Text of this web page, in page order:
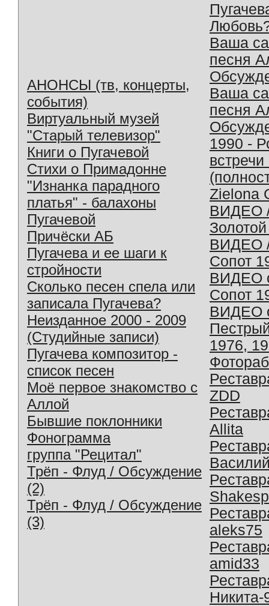
АНОНСЫ (тв, концерты,
события)
Виртуальный музей
"Старый телевизор"
Книги о Пугачевой
Стихи о Примадонне
"Изнанка парадного
платья" - балахоны
Пугачевой
Причёски АБ
Пугачева и ее шаги к
стройности
Сколько песен спела или
записала Пугачева?
Неизданное 2000 - 2009
(Студийные записи)
Пугачева композитор -
список песен
Моё первое знакомство с
Аллой
Бывшие поклонники
Фонограмма
группа "Рецитал"
Трёп - Флуд / Обсуждение
(2)
Трёп - Флуд / Обсуждение
(3)
Ваша
песня
Ваша
песня
1990 -
Zielona
ВИДЕО
ВИДЕО
Сопот
ВИДЕО
Сопот
ВИДЕО
1976,
ZDD
Allita
aleks75
amid33
Никита-